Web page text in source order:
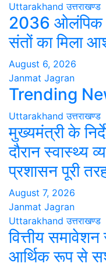
Uttarakhand उत्तराखण्ड
2036 ओलंपिक
संतों का मिला
August 6, 2026
Janmat Jagran
Trending
Uttarakhand उत्तराखण्ड
मुख्यमंत्री के
दौरान स्वास्थ्य
प्रशासन पूरी
August 7, 2026
Janmat Jagran
Uttarakhand उत्तराखण्ड
वित्तीय
आर्थिक रूप से